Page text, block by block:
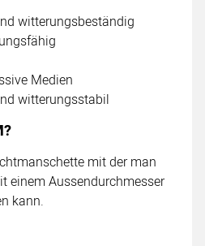
witterungsbeständig
Medien
witterungsstabil
mit der man
einem Aussendurchmesser
kann.